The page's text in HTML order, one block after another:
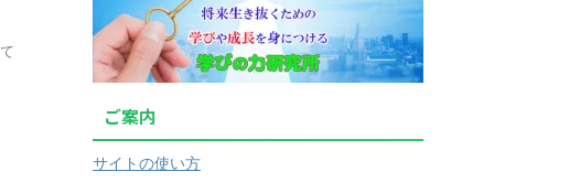
ご案内
サイトの使い方